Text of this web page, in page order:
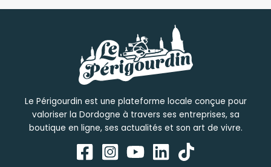
Le Périgourdin est une plateforme locale conçue pour
valoriser la Dordogne à travers ses entreprises, sa
boutique en ligne, ses actualités et son art de vivre.